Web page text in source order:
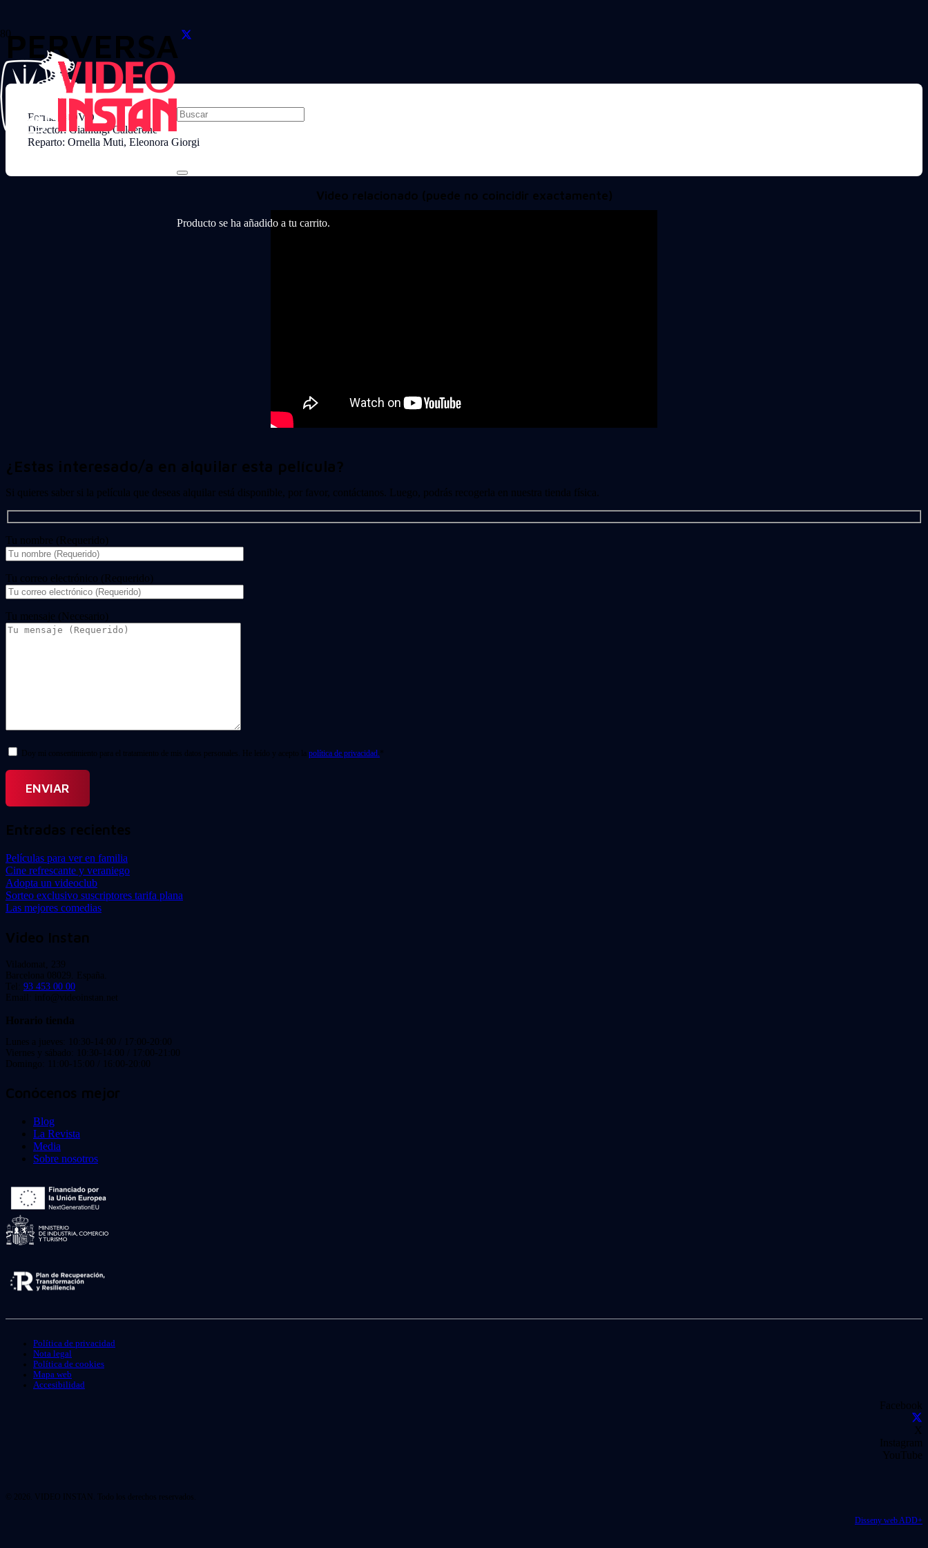
Producto se ha añadido a tu carrito.
PERVERSA
Formato: DVD
Director: Gianluigi Calderone
Reparto: Ornella Muti, Eleonora Giorgi
Video relacionado (puede no coincidir exactamente)
¿Estas interesado/a en alquilar esta película?
Si quieres saber si la película que deseas alquilar está disponible, por favor, contáctanos. Luego, podrás recogerla en nuestra tienda física.
Tu nombre (Requerido)
Tu correo electrónico (Requerido)
Tu mensaje (Necesario)
Doy mi consentimiento para el tratamiento de mis datos personales. He leído y acepto la política de privacidad. *
Entradas recientes
Películas para ver en familia
Cine refrescante y veraniego
Adopta un videoclub
Sorteo exclusivo suscriptores tarifa plana
Las mejores comedias
Video Instan
Viladomat, 239
Barcelona 08029. España.
Tel: 93 453 00 00
Email: info@videoinstan.net
Horario tienda
Lunes a jueves: 10:30-14:00 / 17:00-20:00
Viernes y sábado: 10:30-14:00 / 17:00-21:00
Domingo: 11:00-15:00 / 16:00-20:00
Conócenos mejor
Blog
La Revista
Media
Sobre nosotros
Política de privacidad
Nota legal
Política de cookies
Mapa web
Accesibilidad
Facebook
X
Instagram
YouTube
© 2026. VIDEO INSTAN. Todo los derechos reservados.
Disseny web ADD+